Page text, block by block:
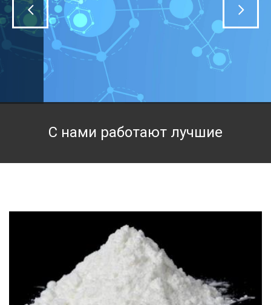
Пищевая химия для производств
Стандарт-титры
Техническая химия
КОНТАКТЫ
С нами работают лучшие